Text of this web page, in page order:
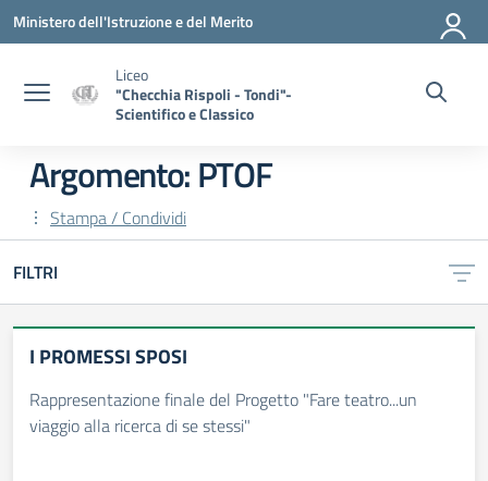
Vai ai contenuti
Vai al menu di navigazione
Vai al footer
Ministero dell'Istruzione e del Merito
Liceo
"Checchia Rispoli - Tondi"-
Scientifico e Classico
Argomento: PTOF
Stampa / Condividi
FILTRI
I PROMESSI SPOSI
Rappresentazione finale del Progetto "Fare teatro...un
viaggio alla ricerca di se stessi"